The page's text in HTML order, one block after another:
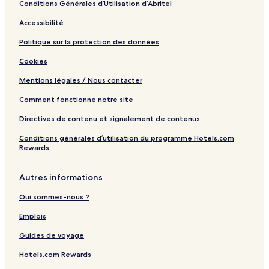
i
a
y
r
m
s
w
a
n
f
0
N
i
g
h
s
o
0
7
n
0
N
i
g
h
t
E
e
r
y
W
d
a
u
x
r
-
a
t
Conditions Générales d’Utilisation d’Abritel
Accessibilité
Politique sur la protection des données
Cookies
Mentions légales / Nous contacter
Comment fonctionne notre site
Directives de contenu et signalement de contenus
Conditions générales d’utilisation du programme Hotels.com
Rewards
Autres informations
Qui sommes-nous ?
Emplois
Guides de voyage
Hotels.com Rewards